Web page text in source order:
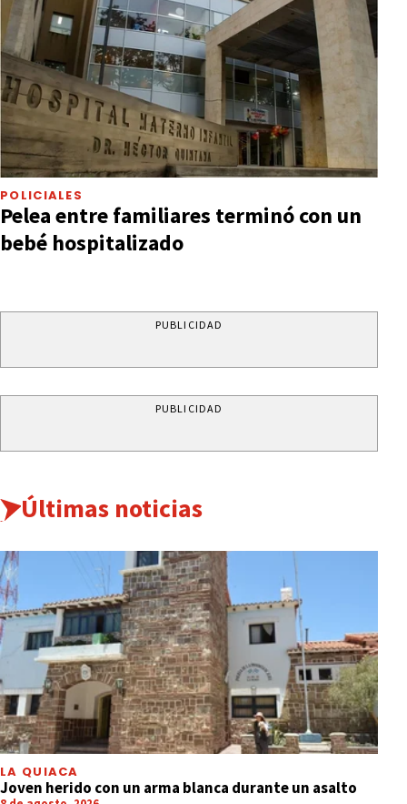
POLICIALES
Pelea entre familiares terminó con un
bebé hospitalizado
PUBLICIDAD
PUBLICIDAD
Últimas noticias
LA QUIACA
Joven herido con un arma blanca durante un asalto